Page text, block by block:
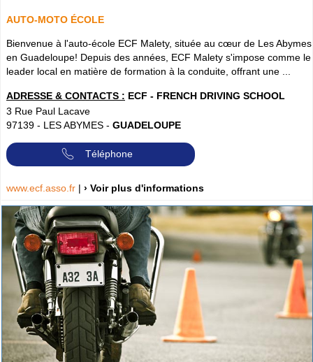
AUTO-MOTO ÉCOLE
Bienvenue à l'auto-école ECF Malety, située au cœur de Les Abymes
en Guadeloupe! Depuis des années, ECF Malety s'impose comme le
leader local en matière de formation à la conduite, offrant une ...
ADRESSE & CONTACTS : ECF - FRENCH DRIVING SCHOOL
3 Rue Paul Lacave
97139 - LES ABYMES - GUADELOUPE
Téléphone
www.ecf.asso.fr | › Voir plus d'informations